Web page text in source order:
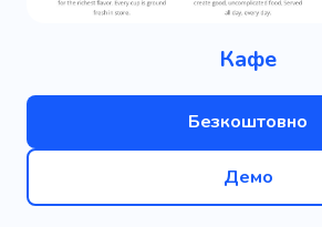
Кафе
Безкоштовно
Демо